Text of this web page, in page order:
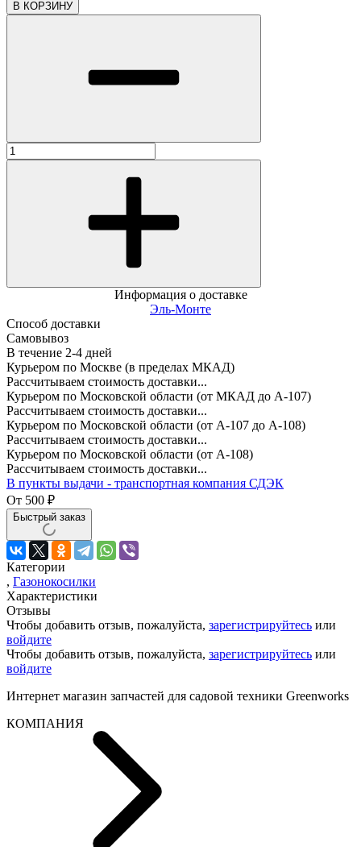
В КОРЗИНУ
Информация о доставке
Эль-Монте
Способ доставки
Самовывоз
В течение 2-4 дней
Курьером по Москве (в пределах МКАД)
Рассчитываем стоимость доставки...
Курьером по Московской области (от МКАД до А-107)
Рассчитываем стоимость доставки...
Курьером по Московской области (от А-107 до А-108)
Рассчитываем стоимость доставки...
Курьером по Московской области (от А-108)
Рассчитываем стоимость доставки...
В пункты выдачи - транспортная компания СДЭК
От 500 ₽
Быстрый заказ
Категории
, Газонокосилки
Характеристики
Отзывы
Чтобы добавить отзыв, пожалуйста, зарегистрируйтесь или
войдите
Чтобы добавить отзыв, пожалуйста, зарегистрируйтесь или
войдите
Интернет магазин запчастей для садовой техники Greenworks
КОМПАНИЯ